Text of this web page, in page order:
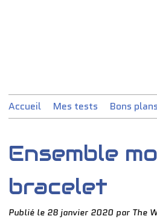
Accueil Mes tests Bons plans
Ensemble
bracelet
Publié le 28 janvier 2020 par The